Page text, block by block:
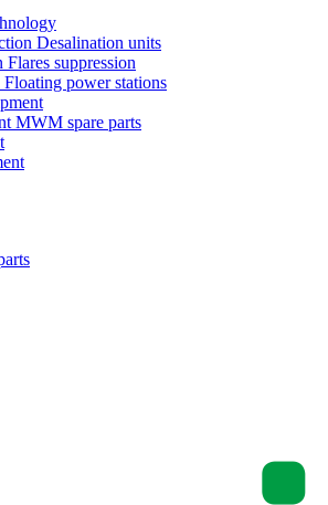
Desalination units
Flares suppression
Floating power stations
MWM spare parts